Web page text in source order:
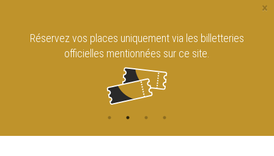
×
Réservez vos places uniquement via les billetteries
officielles mentionnées sur ce site.